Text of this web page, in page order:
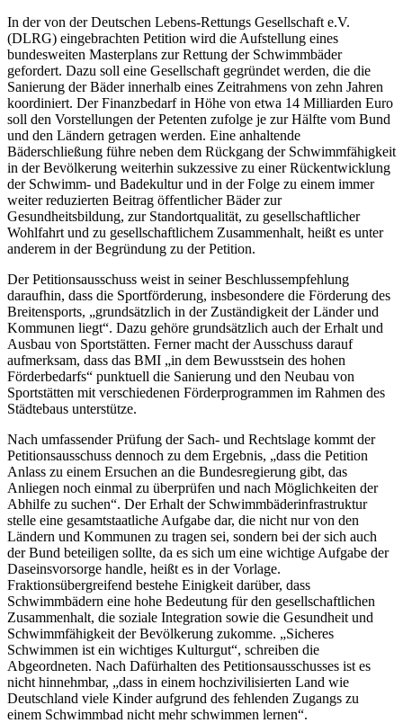
In der von der Deutschen Lebens-Rettungs Gesellschaft e.V.
(DLRG) eingebrachten Petition wird die Aufstellung eines
bundesweiten Masterplans zur Rettung der Schwimmbäder
gefordert. Dazu soll eine Gesellschaft gegründet werden, die die
Sanierung der Bäder innerhalb eines Zeitrahmens von zehn Jahren
koordiniert. Der Finanzbedarf in Höhe von etwa 14 Milliarden Euro
soll den Vorstellungen der Petenten zufolge je zur Hälfte vom Bund
und den Ländern getragen werden. Eine anhaltende
Bäderschließung führe neben dem Rückgang der Schwimmfähigkeit
in der Bevölkerung weiterhin sukzessive zu einer Rückentwicklung
der Schwimm- und Badekultur und in der Folge zu einem immer
weiter reduzierten Beitrag öffentlicher Bäder zur
Gesundheitsbildung, zur Standortqualität, zu gesellschaftlicher
Wohlfahrt und zu gesellschaftlichem Zusammenhalt, heißt es unter
anderem in der Begründung zu der Petition.
Der Petitionsausschuss weist in seiner Beschlussempfehlung
daraufhin, dass die Sportförderung, insbesondere die Förderung des
Breitensports, „grundsätzlich in der Zuständigkeit der Länder und
Kommunen liegt“. Dazu gehöre grundsätzlich auch der Erhalt und
Ausbau von Sportstätten. Ferner macht der Ausschuss darauf
aufmerksam, dass das BMI „in dem Bewusstsein des hohen
Förderbedarfs“ punktuell die Sanierung und den Neubau von
Sportstätten mit verschiedenen Förderprogrammen im Rahmen des
Städtebaus unterstütze.
Nach umfassender Prüfung der Sach- und Rechtslage kommt der
Petitionsausschuss dennoch zu dem Ergebnis, „dass die Petition
Anlass zu einem Ersuchen an die Bundesregierung gibt, das
Anliegen noch einmal zu überprüfen und nach Möglichkeiten der
Abhilfe zu suchen“. Der Erhalt der Schwimmbäderinfrastruktur
stelle eine gesamtstaatliche Aufgabe dar, die nicht nur von den
Ländern und Kommunen zu tragen sei, sondern bei der sich auch
der Bund beteiligen sollte, da es sich um eine wichtige Aufgabe der
Daseinsvorsorge handle, heißt es in der Vorlage.
Fraktionsübergreifend bestehe Einigkeit darüber, dass
Schwimmbädern eine hohe Bedeutung für den gesellschaftlichen
Zusammenhalt, die soziale Integration sowie die Gesundheit und
Schwimmfähigkeit der Bevölkerung zukomme. „Sicheres
Schwimmen ist ein wichtiges Kulturgut“, schreiben die
Abgeordneten. Nach Dafürhalten des Petitionsausschusses ist es
nicht hinnehmbar, „dass in einem hochzivilisierten Land wie
Deutschland viele Kinder aufgrund des fehlenden Zugangs zu
einem Schwimmbad nicht mehr schwimmen lernen“.